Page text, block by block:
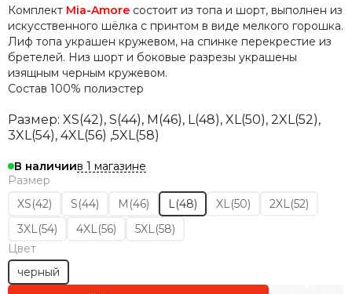
Комплект Mia-Amore состоит из топа и шорт, выполнен из
искусственного шёлка с принтом в виде мелкого горошка.
Лиф топа украшен кружевом, на спинке перекрестие из
бретелей. Низ шорт и боковые разрезы украшены
изящным черным кружевом.
Состав 100% полиэстер
Размер: XS(42), S(44), M(46), L(48), XL(50), 2XL(52),
3XL(54), 4XL(56) ,5XL(58)
В наличиив 1 магазине
Размер
XS(42)
S(44) M(46) L(48) XL(50)
2XL(52)
3XL(54)
4XL(56)
5XL(58)
Цвет
черный